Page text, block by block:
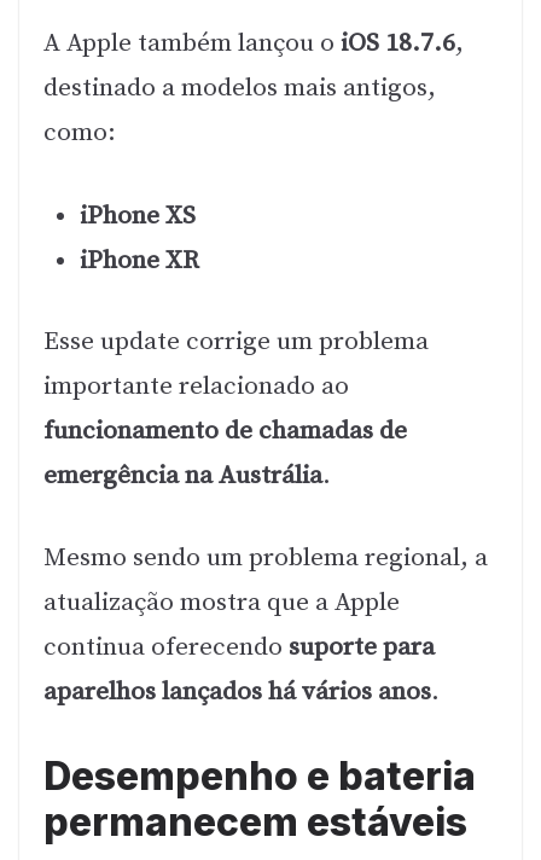
A Apple também lançou o iOS 18.7.6,
destinado a modelos mais antigos,
como:
iPhone XS
iPhone XR
Esse update corrige um problema
importante relacionado ao
funcionamento de chamadas de
emergência na Austrália.
Mesmo sendo um problema regional, a
atualização mostra que a Apple
continua oferecendo suporte para
aparelhos lançados há vários anos.
Desempenho e bateria
permanecem estáveis